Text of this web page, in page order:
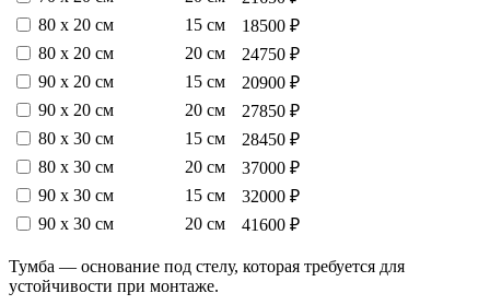
80 х 20 см
15 см
18500 ₽
80 х 20 см
20 см
24750 ₽
90 х 20 см
15 см
20900 ₽
90 х 20 см
20 см
27850 ₽
80 х 30 см
15 см
28450 ₽
80 х 30 см
20 см
37000 ₽
90 х 30 см
15 см
32000 ₽
90 х 30 см
20 см 41600 ₽
Тумба — основание под стелу, которая требуется для
устойчивости при монтаже.